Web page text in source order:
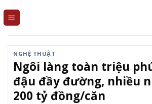
NGHỆ THUẬT
Ngôi làng toàn triệu
đậu đầy đường, nhiều
200 tỷ đồng/căn